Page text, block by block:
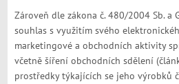
Zároveň dle zákona č. 480/2004 Sb. a
souhlas s využitím svého
marketingové a obchodních aktivity
včetně šíření obchodních sdělení
prostředky týkajících se jeho výrobků